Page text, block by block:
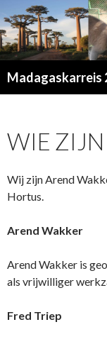
Madagaskarreis
WIE
Wij zijn Arend
Hortus.
Arend Wakker
Arend Wakker is
als vrijwilliger
Fred Triep